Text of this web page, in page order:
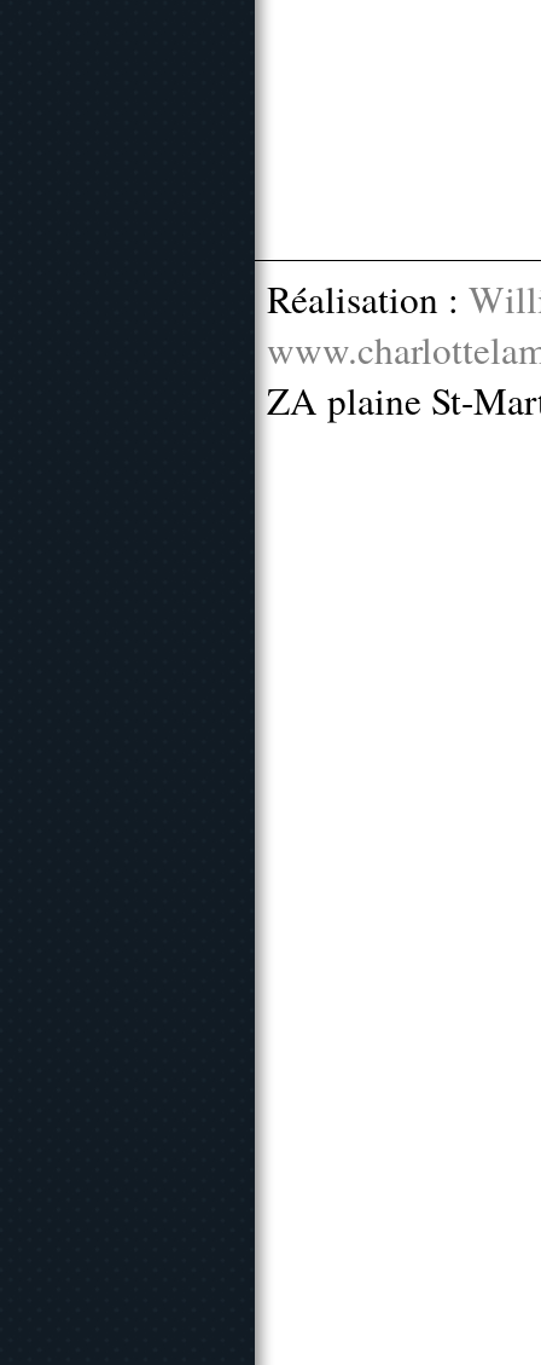
Réalisation :
ZA plaine St-